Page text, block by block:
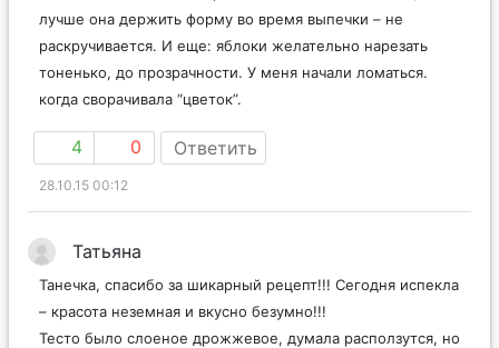
лучше она держить форму во время выпечки – не
раскручивается. И еще: яблоки желательно нарезать
тоненько, до прозрачности. У меня начали ломаться.
когда сворачивала “цветок”.
4 0 Ответить
28.10.15 00:12
Татьяна
Танечка, спасибо за шикарный рецепт!!! Сегодня испекла
– красота неземная и вкусно безумно!!!
Тесто было слоеное дрожжевое, думала расползутся, но